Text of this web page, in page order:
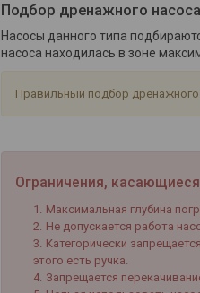
Подбор дренажного насоса
Насосы данного типа
насоса находилась в зоне
Правильный подбор
Ограничения,
Максимальная глубина
Не допускается работа
Категорически
этого есть ручка.
Запрещается